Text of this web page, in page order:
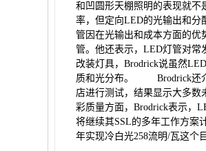
和凹圆形天棚照明的表现就不
率，但定向LED的光输出和
管因在光输出和成本方面的优
管。他还表示，LED灯管对常
改装灯具，Brodrick说虽然
质和光分布。 Brodrick还介
店进行测试，结果显示大多
彩质量方面，Brodrick表示，
将继续其SSL的多年工作方案
年实现冷白光258流明/瓦这个